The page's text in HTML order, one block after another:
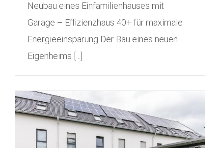
Neubau eines Einfamilienhauses mit
Garage – Effizienzhaus 40+ für maximale
Energieeinsparung Der Bau eines neuen
Eigenheims [...]